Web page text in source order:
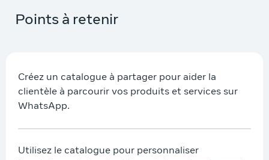
Points à retenir
Créez un catalogue à partager pour aider la
clientèle à parcourir vos produits et services sur
WhatsApp.
Utilisez le catalogue pour personnaliser